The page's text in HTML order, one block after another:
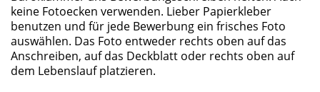
keine Fotoecken verwenden. Lieber Papierkleber
benutzen und für jede Bewerbung ein frisches Foto
auswählen. Das Foto entweder rechts oben auf das
Anschreiben, auf das Deckblatt oder rechts oben auf
dem Lebenslauf platzieren.